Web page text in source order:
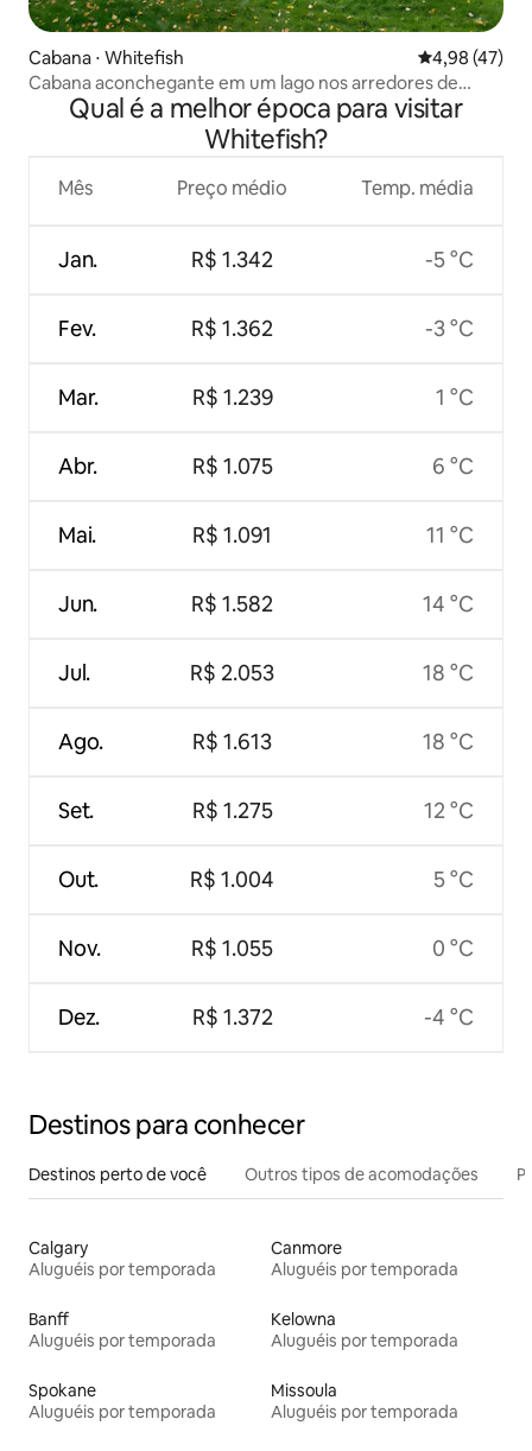
Cabana ⋅ Whitefish 4,98 de uma
4,98 (47)
Cabana aconchegante em um lago nos arredores de
Whitefish
Qual é a melhor época para visitar
Whitefish?
Mês
Jan.
Fev.
Mar.
Abr.
Mai.
Jun.
Jul.
Ago.
Set.
Out.
Nov.
Dez.
Preço médio
R$ 1.342
R$ 1.362
R$ 1.239
R$ 1.075
R$ 1.091
R$ 1.582
R$ 2.053
R$ 1.613
R$ 1.275
R$ 1.004
R$ 1.055
R$ 1.372
Temp. média
-5 °C
-3 °C
1 °C
6 °C
11 °C
14 °C
18 °C
18 °C
12 °C
5 °C
0 °C
-4 °C
Destinos para conhecer
Destinos perto de você Outros tipos de acomodações
Calgary
Aluguéis por temporada
Canmore
Aluguéis por temporada
Banff
Aluguéis por temporada
Kelowna
Aluguéis por temporada
Spokane
Aluguéis por temporada
Missoula
Aluguéis por temporada